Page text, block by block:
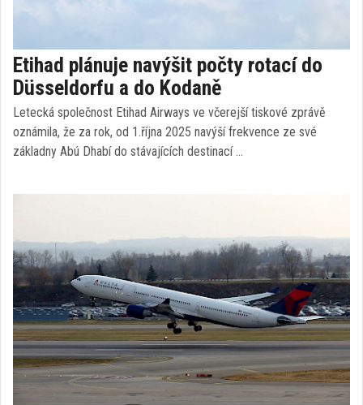
Etihad plánuje navýšit počty rotací do
Düsseldorfu a do Kodaně
Letecká společnost Etihad Airways ve včerejší tiskové zprávě
oznámila, že za rok, od 1.října 2025 navýší frekvence ze své
základny Abú Dhabí do stávajících destinací …